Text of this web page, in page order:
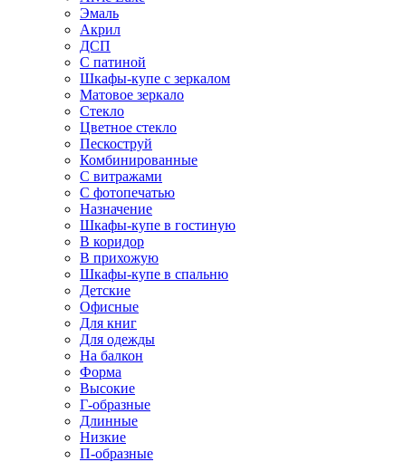
Эмаль
Акрил
ДСП
С патиной
Шкафы-купе с зеркалом
Матовое зеркало
Стекло
Цветное стекло
Пескоструй
Комбинированные
С витражами
С фотопечатью
Назначение
Шкафы-купе в гостиную
В коридор
В прихожую
Шкафы-купе в спальню
Детские
Офисные
Для книг
Для одежды
На балкон
Форма
Высокие
Г-образные
Длинные
Низкие
П-образные